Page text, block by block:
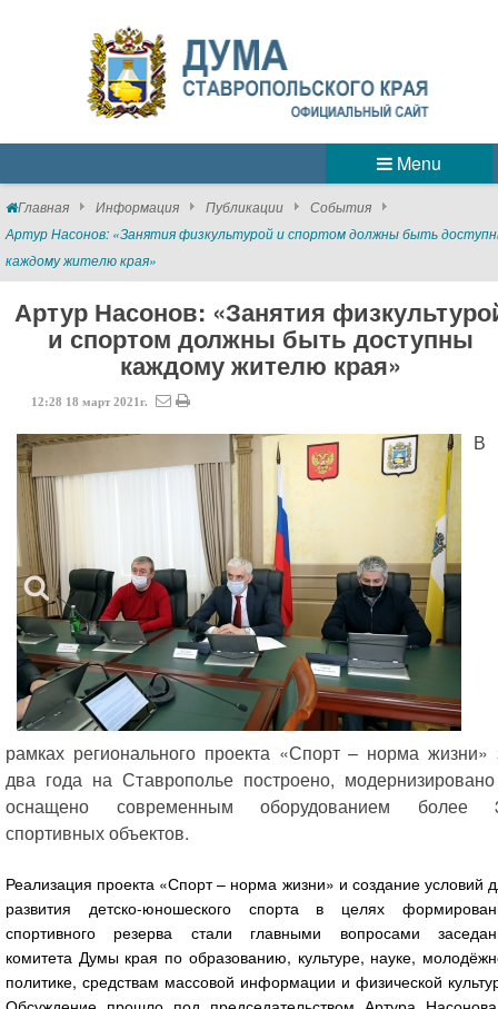
Menu
Главная Информация Публикации
События
Артур Насонов: «Занятия физкультурой и спортом должны быть
каждому жителю края»
Артур Насонов: «Занятия
и спортом должны быть доступны
каждому жителю края»
12:28 18 март 2021г.
В
рамках регионального проекта «Спорт – норма жизни»
два года на Ставрополье построено,
оснащено современным оборудованием более
спортивных объектов.
Реализация проекта «Спорт – норма жизни» и создание условий
развития детско-юношеского спорта в целях
спортивного резерва стали главными вопросами
комитета Думы края по образованию, культуре, науке,
политике, средствам массовой информации и физической